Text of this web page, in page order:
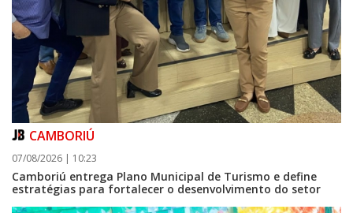
CAMBORIÚ
07/08/2026 | 10:23
Camboriú entrega Plano Municipal de Turismo e define
estratégias para fortalecer o desenvolvimento do setor